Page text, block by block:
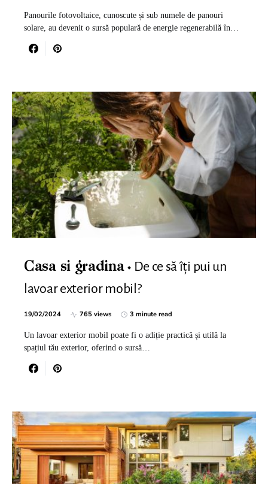
Panourile fotovoltaice, cunoscute și sub numele de panouri
solare, au devenit o sursă populară de energie regenerabilă în…
Casa si gradina
De ce să îți pui un
lavoar exterior mobil?
19/02/2024 765 views 3 minute read
Un lavoar exterior mobil poate fi o adiție practică și utilă la
spațiul tău exterior, oferind o sursă…